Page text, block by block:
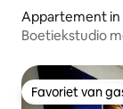
Appartement in
Boetiekstudio
Favoriet van
Favoriet van